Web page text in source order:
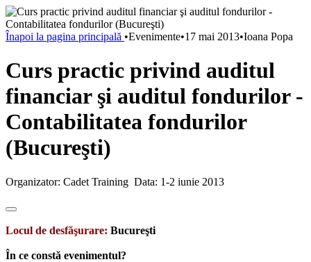
Înapoi la pagina principală •Evenimente•17 mai 2013•Ioana Popa
Curs practic privind auditul
financiar şi auditul fondurilor -
Contabilitatea fondurilor
(Bucureşti)
Organizator: Cadet Training Data: 1-2 iunie 2013
Locul de desfăşurare: Bucureşti
În ce constă evenimentul?